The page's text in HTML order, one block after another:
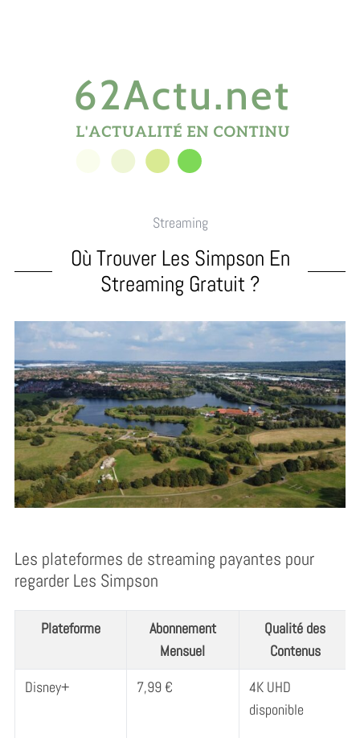
Streaming
Où Trouver Les Simpson En
Streaming Gratuit ?
Les plateformes de streaming payantes pour
regarder Les Simpson
Plateforme
Abonnement
Mensuel
Qualité des
Contenus
Disney+
7,99 €
4K UHD
disponible